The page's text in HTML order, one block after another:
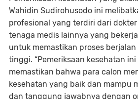
Wahidin Sudirohusodo ini
profesional yang terdiri dari
tenaga medis lainnya yang
untuk memastikan proses
tinggi. “Pemeriksaan kesehatan
memastikan bahwa para calon
kesehatan yang baik dan mampu
dan tanggung jawabnya dengan